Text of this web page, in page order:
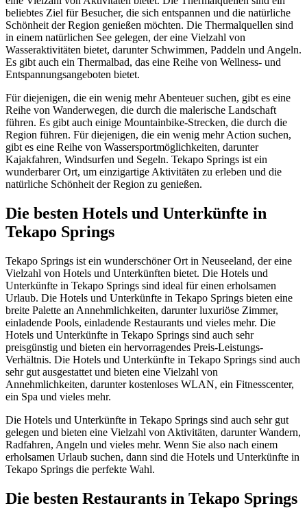
beliebtes Ziel für Besucher, die sich entspannen und die natürliche
Schönheit der Region genießen möchten. Die Thermalquellen sind
in einem natürlichen See gelegen, der eine Vielzahl von
Wasseraktivitäten bietet, darunter Schwimmen, Paddeln und Angeln.
Es gibt auch ein Thermalbad, das eine Reihe von Wellness- und
Entspannungsangeboten bietet.
Für diejenigen, die ein wenig mehr Abenteuer suchen, gibt es eine
Reihe von Wanderwegen, die durch die malerische Landschaft
führen. Es gibt auch einige Mountainbike-Strecken, die durch die
Region führen. Für diejenigen, die ein wenig mehr Action suchen,
gibt es eine Reihe von Wassersportmöglichkeiten, darunter
Kajakfahren, Windsurfen und Segeln. Tekapo Springs ist ein
wunderbarer Ort, um einzigartige Aktivitäten zu erleben und die
natürliche Schönheit der Region zu genießen.
Die besten Hotels und Unterkünfte in
Tekapo Springs
Tekapo Springs ist ein wunderschöner Ort in Neuseeland, der eine
Vielzahl von Hotels und Unterkünften bietet. Die Hotels und
Unterkünfte in Tekapo Springs sind ideal für einen erholsamen
Urlaub. Die Hotels und Unterkünfte in Tekapo Springs bieten eine
breite Palette an Annehmlichkeiten, darunter luxuriöse Zimmer,
einladende Pools, einladende Restaurants und vieles mehr. Die
Hotels und Unterkünfte in Tekapo Springs sind auch sehr
preisgünstig und bieten ein hervorragendes Preis-Leistungs-
Verhältnis. Die Hotels und Unterkünfte in Tekapo Springs sind auch
sehr gut ausgestattet und bieten eine Vielzahl von
Annehmlichkeiten, darunter kostenloses WLAN, ein Fitnesscenter,
ein Spa und vieles mehr.
Die Hotels und Unterkünfte in Tekapo Springs sind auch sehr gut
gelegen und bieten eine Vielzahl von Aktivitäten, darunter Wandern,
Radfahren, Angeln und vieles mehr. Wenn Sie also nach einem
erholsamen Urlaub suchen, dann sind die Hotels und Unterkünfte in
Tekapo Springs die perfekte Wahl.
Die besten Restaurants in Tekapo Springs